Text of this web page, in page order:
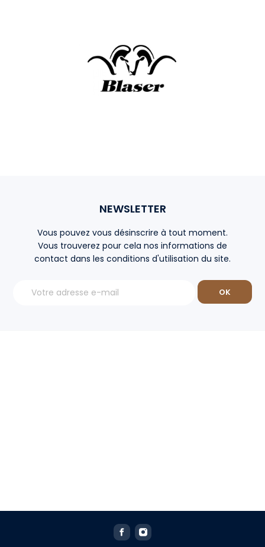
NEWSLETTER
Vous pouvez vous désinscrire à tout moment.
Vous trouverez pour cela nos informations de
contact dans les conditions d'utilisation du site.